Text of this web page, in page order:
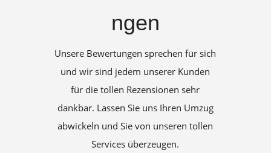
ngen
Unsere Bewertungen sprechen für sich
und wir sind jedem unserer Kunden
für die tollen Rezensionen sehr
dankbar. Lassen Sie uns Ihren Umzug
abwickeln und Sie von unseren tollen
Services überzeugen.